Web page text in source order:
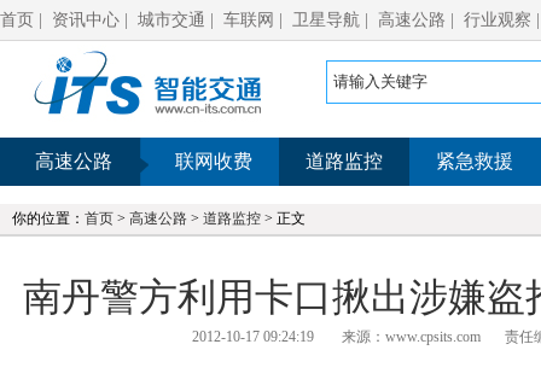
首页 资讯中心 城市交通 车联网 卫星导航 高速公路 行业观察
高速公路 联网收费 道路监控 紧急救援
你的位置： 首页 > 高速公路 > 道路监控 > 正文
南丹警方利用卡口揪出涉嫌盗
2012-10-17 09:24:19 来源：www.cpsits.com 责任